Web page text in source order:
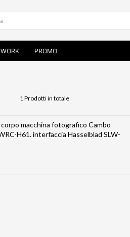
PROMO
1 Prodotti in totale
macchina fotografico Cambo
H61. interfaccia Hasselblad SLW-